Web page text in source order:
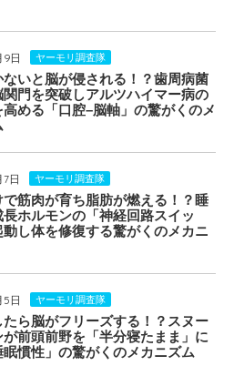
日 ヤーモリ調査隊
ないと脳が侵される！？歯周病菌
関門を突破しアルツハイマー病の
高める「口腔–脳軸」の驚がくのメ
日 ヤーモリ調査隊
で筋肉が育ち脂肪が燃える！？睡
ホルモンの「神経回路スイッ
動し体を修復する驚がくのメカニ
日 ヤーモリ調査隊
たら脳がフリーズする！？スヌー
が前頭前野を「半分寝たまま」に
眠慣性」の驚がくのメカニズム